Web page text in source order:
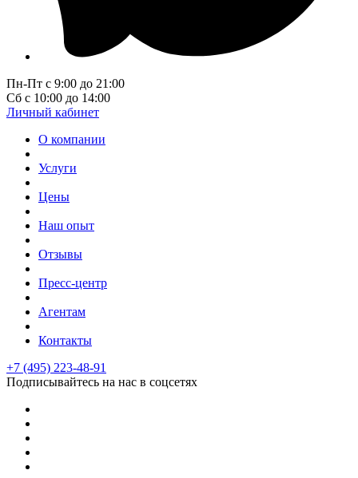
Пн-Пт с 9:00 до 21:00
Сб с 10:00 до 14:00
Личный кабинет
О компании
Услуги
Цены
Наш опыт
Отзывы
Пресс-центр
Агентам
Контакты
+7 (495) 223-48-91
Подписывайтесь на нас в соцсетях